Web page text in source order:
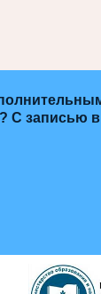
С записью в